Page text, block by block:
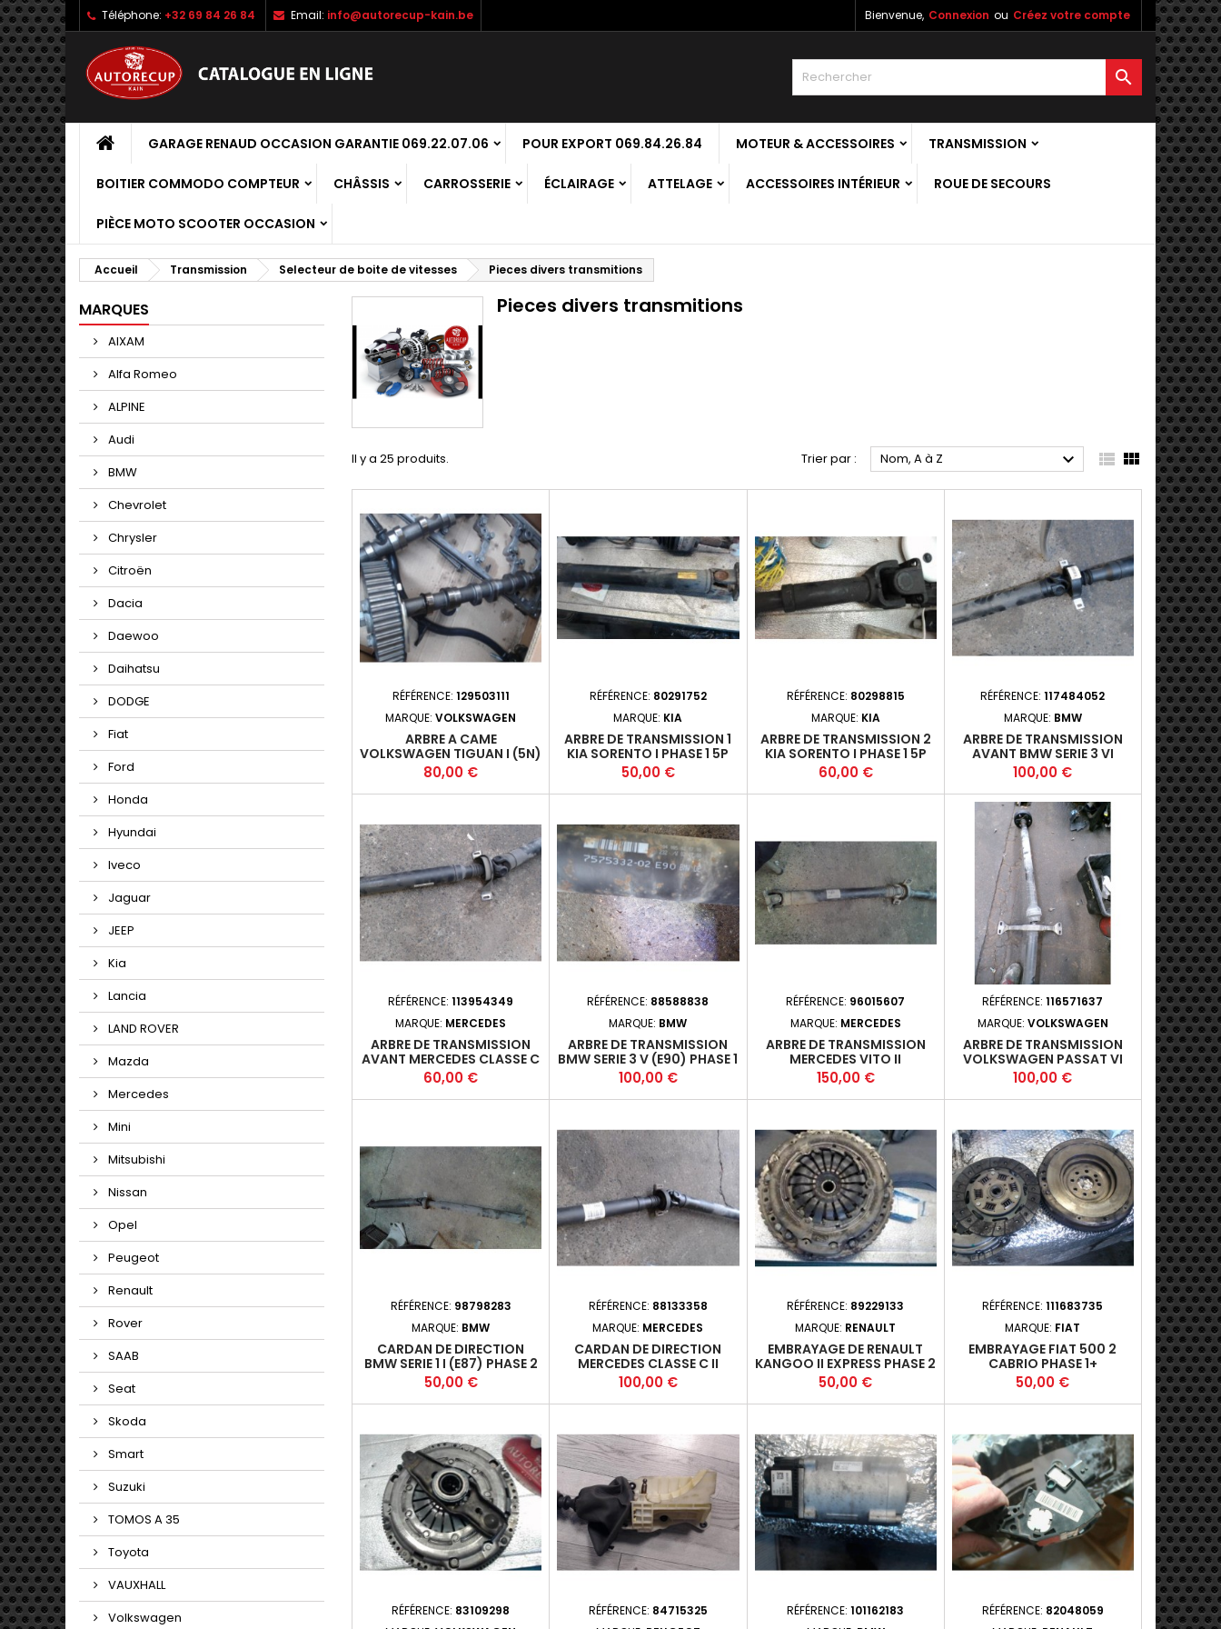
Téléphone: +32 69 84 26 84 Email: info@autorecup-kain.be Bienvenue, Connexion ou Créez votre compte

GARAGE RENAUD OCCASION GARANTIE 069.22.07.06 POUR EXPORT 069.84.26.84 MOTEUR & ACCESSOIRES TRANSMISSION
BOITIER COMMODO COMPTEUR CHÂSSIS CARROSSERIE ÉCLAIRAGE ATTELAGE ACCESSOIRES INTÉRIEUR ROUE DE SECOURS
PIÈCE MOTO SCOOTER OCCASION
Accueil Transmission Selecteur de boite de vitesses Pieces divers transmitions
MARQUES
AIXAM
Alfa Romeo
ALPINE
Audi
BMW
Chevrolet
Chrysler
Citroën
Dacia
Daewoo
Daihatsu
DODGE
Fiat
Ford
Honda
Hyundai
Iveco
Jaguar
JEEP
Kia
Lancia
LAND ROVER
Mazda
Mercedes
Mini
Mitsubishi
Nissan
Opel
Peugeot
Renault
Rover
SAAB
Seat
Skoda
Smart
Suzuki
TOMOS A 35
Toyota
VAUXHALL
Volkswagen
Pieces divers transmitions
Il y a 25 produits. Trier par : Nom, A à Z   
RÉFÉRENCE: 129503111
MARQUE:VOLKSWAGEN
ARBRE A CAME
VOLKSWAGEN TIGUAN I (5N)
PHASE 1 - 5P 2007-11-2011-
04 2.0TDI 136 4X4 FAP
(100KW) - CFFA - R7+
Prix
80,00 €
RÉFÉRENCE: 80291752
MARQUE: KIA
ARBRE DE TRANSMISSION 1
KIA SORENTO I PHASE 1 5P
2002-09-2007-12 2.5CRDI
140 4X4 (103KW) - D4CB -
M5*
Prix
50,00 €
RÉFÉRENCE: 80298815
MARQUE: KIA
ARBRE DE TRANSMISSION 2
KIA SORENTO I PHASE 1 5P
2002-09-2007-12 2.5CRDI
140 4X4 (103KW) - D4CB -
M5*
Prix
60,00 €
RÉFÉRENCE:117484052
MARQUE: BMW
ARBRE DE TRANSMISSION
AVANT BMW SERIE 3 VI
BERLINE (F30/F80) PHASE 2
- 4P 2015-05- 2.0D 136 318
FAP (100KW) - B47D20A -
A8+
Prix
100,00 €
RÉFÉRENCE:113954349
MARQUE: MERCEDES
ARBRE DE TRANSMISSION
AVANT MERCEDES CLASSE C
III BREAK (S204) PHASE 1 5P
2007-09-2010-12 2.2CDI
136 200 FAP (100KW) 646811
Prix
60,00 €
RÉFÉRENCE: 88588838
MARQUE: BMW
ARBRE DE TRANSMISSION
BMW SERIE 3 V (E90) PHASE 1
- 4P 2005-03-2008-09
2.0D 136 318 FAP (100KW) -
N47D20A - M6
Prix
100,00 €
RÉFÉRENCE: 96015607
MARQUE: MERCEDES
ARBRE DE TRANSMISSION
MERCEDES VITO II
COMPACT FOURGON (639)
PHASE 1 2003-10-2010-09
2.2CDI 116 111 (85KW) -
Prix
150,00 €
RÉFÉRENCE:116571637
MARQUE: VOLKSWAGEN
ARBRE DE TRANSMISSION
VOLKSWAGEN PASSAT VI
SW (36) - 5P 2010-10-2015-
04 2.0TDI 140 4X4 FAP
(103KW) - CFFB - M6+
Prix
100,00 €
RÉFÉRENCE: 98798283
MARQUE: BMW
CARDAN DE DIRECTION
BMW SERIE 1 I (E87) PHASE 2
- 5P 2007-01-2011-07 2.0D
136 118 FAP (100KW) -
N47D20A - M6 +
Prix
50,00 €
RÉFÉRENCE: 88133358
MARQUE: MERCEDES
CARDAN DE DIRECTION
MERCEDES CLASSE C II
(W203) PHASE 2 - 4P 2004-
03-2006-12 2.2CDI 120 200
(90KW) - 646962*
Prix
100,00 €
RÉFÉRENCE: 89229133
MARQUE: RENAULT
EMBRAYAGE DE RENAULT
KANGOO II EXPRESS PHASE 2
- 4P 2013-01- 1.5DCI 90 FAP
(66KW*
Prix
50,00 €
RÉFÉRENCE:111683735
MARQUE: FIAT
EMBRAYAGE FIAT 500 2
CABRIO PHASE 1+
Prix
50,00 €
RÉFÉRENCE: 83109298
RÉFÉRENCE: 84715325
RÉFÉRENCE:101162183
RÉFÉRENCE: 82048059